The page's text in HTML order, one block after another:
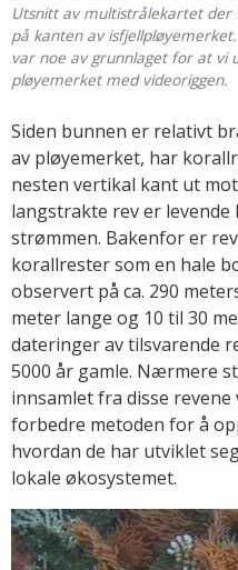
Utsnitt av multistrålekartet der
på kanten av
var noe av grunnlaget for at vi
pløyemerket med videoriggen.
Siden bunnen er relativt
av pløyemerket, har
nesten vertikal kant ut
langstrakte rev er
strømmen. Bakenfor er
korallrester som en hale
observert på ca. 290
meter lange og 10 til 30
dateringer av tilsvarende
5000 år gamle. Nærmere
innsamlet fra disse
forbedre metoden for å
hvordan de har utviklet
lokale økosystemet.